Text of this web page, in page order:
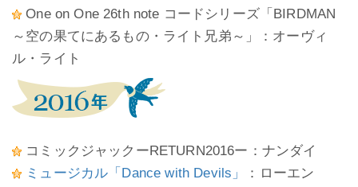
One on One 26th note コードシリーズ「BIRDMAN
～空の果てにあるもの・ライト兄弟～」：オーヴィ
ル・ライト
コミックジャックーRETURN2016ー：ナンダイ
ミュージカル「Dance with Devils」
：ローエン